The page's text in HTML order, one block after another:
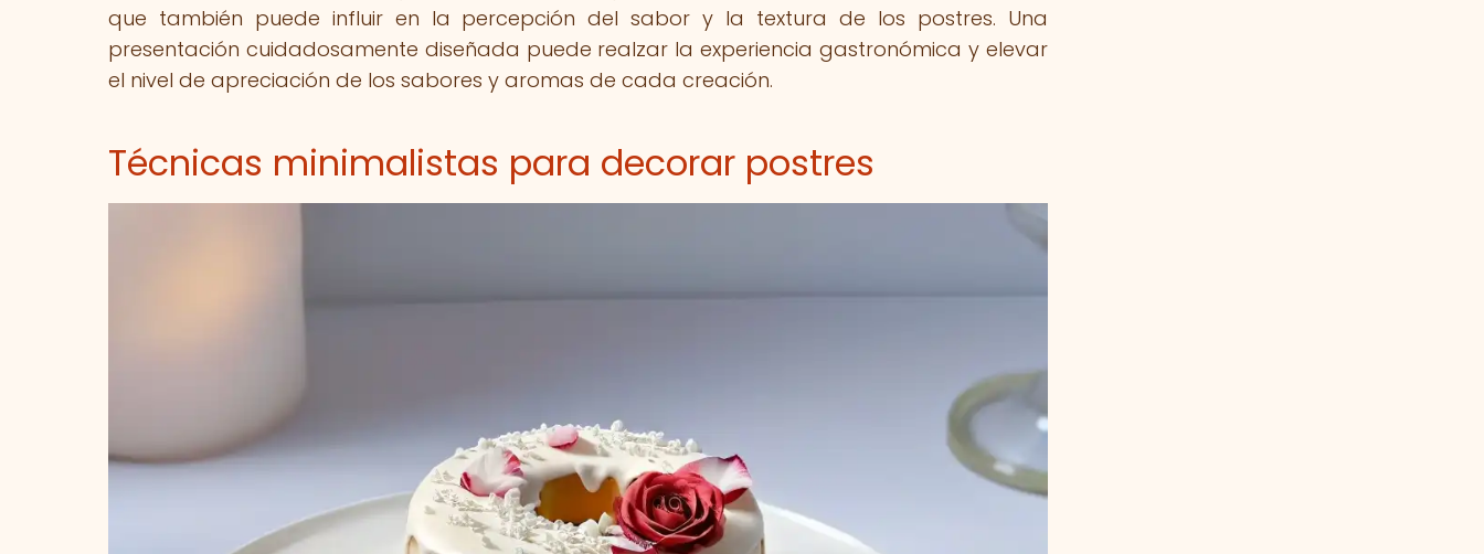
que también puede influir en la percepción del sabor y la textura de los postres. Una
presentación cuidadosamente diseñada puede realzar la experiencia gastronómica y elevar
el nivel de apreciación de los sabores y aromas de cada creación.
Técnicas minimalistas para decorar postres